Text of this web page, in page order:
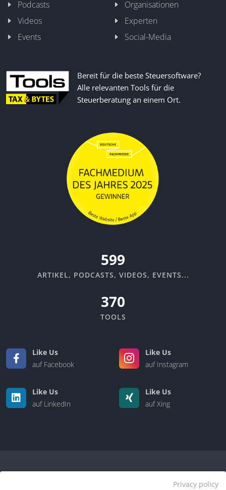
Podcasts
Organisationen
Videos
Experten
Events
Social-Media
Bereit für die beste Steuersoftware?
Alle relevanten Tools für die
Steuerberatung an einem Ort.
670
ARTIKEL, PODCASTS, VIDEOS, EVENTS...
370
TOOLS
Like Us
auf Facebook
Like Us
auf Instagram
Like Us
auf LinkedIn
Like Us
auf Xing
Privacy policy